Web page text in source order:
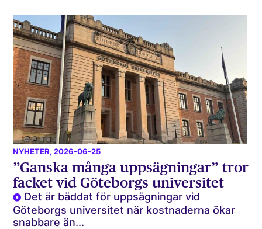
NYHETER, 2026-06-25
”Ganska många uppsägningar” tror
facket vid Göteborgs universitet
Det är bäddat för uppsägningar vid
Göteborgs universitet när kostnaderna ökar
snabbare än...